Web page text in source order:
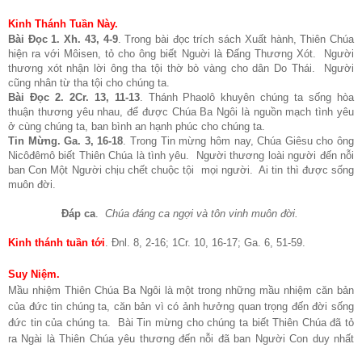
Kinh Thánh Tuần Này.
Bài Đọc 1. Xh. 43, 4-9. Trong bài đọc trích sách Xuất hành, Thiên Chúa
hiện ra với Môisen, tỏ cho ông biết Nguời là Đấng Thương Xót. Người
thương xót nhận lời ông tha tội thờ bò vàng cho dân Do Thái. Người
cũng nhân từ tha tội cho chúng ta.
Bài Đọc 2. 2Cr. 13, 11-13. Thánh Phaolô khuyên chúng ta sống hòa
thuận thương yêu nhau, để được Chúa Ba Ngôi là nguồn mạch tình yêu
ở cùng chúng ta, ban bình an hạnh phúc cho chúng ta.
Tin Mừng. Ga. 3, 16-18. Trong Tin mừng hôm nay, Chúa Giêsu cho ông
Nicôđêmô biết Thiên Chúa là tình yêu. Người thương loài người đến nỗi
ban Con Một Người chịu chết chuộc tội mọi người. Ai tin thì được sống
muôn đời.
Đáp ca. Chúa đáng ca ngợi và tôn vinh muôn đời.
Kinh thánh tuần tới. Đnl. 8, 2-16; 1Cr. 10, 16-17; Ga. 6, 51-59.
Suy Niệm.
Mầu nhiệm Thiên Chúa Ba Ngôi là một trong những mầu nhiệm căn bản
của đức tin chúng ta, căn bản vì có ảnh hưởng quan trọng đến đời sống
đức tin của chúng ta. Bài Tin mừng cho chúng ta biết Thiên Chúa đã tỏ
ra Ngài là Thiên Chúa yêu thương đến nỗi đã ban Người Con duy nhất